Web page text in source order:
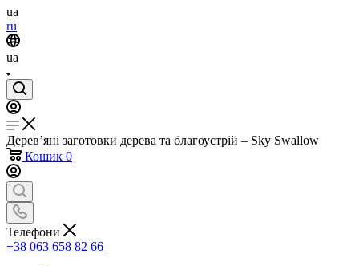
ua
ru
ua
Дерев’яні заготовки дерева та благоустрій – Sky Swallow
Кошик 0
Телефони
+38 063 658 82 66